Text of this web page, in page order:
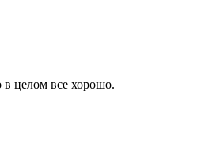
в целом все хорошо.